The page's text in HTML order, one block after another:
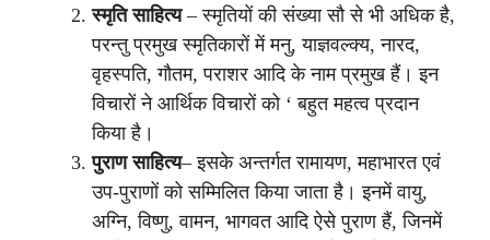
स्मृति साहित्य– स्मृतियों की संख्या सौ से भी अधिक है,
परन्तु प्रमुख स्मृतिकारों में मनु, याज्ञवल्क्य, नारद,
वृहस्पति, गौतम, पराशर आदि के नाम प्रमुख हैं। इन
विचारों ने आर्थिक विचारों को ‘ बहुत महत्व प्रदान
किया है।
पुराण साहित्य– इसके अन्तर्गत रामायण, महाभारत एवं
उप-पुराणों को सम्मिलित किया जाता है। इनमें वायु,
अग्नि, विष्णु, वामन, भागवत आदि ऐसे पुराण हैं, जिनमें